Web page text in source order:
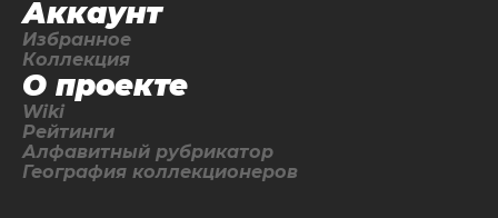
Аккаунт
Избранное
Коллекция
О проекте
Wiki
Рейтинги
Алфавитный рубрикатор
География коллекционеров